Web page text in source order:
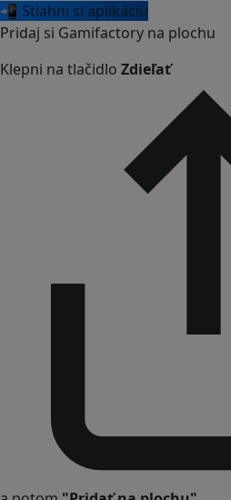
📲 Stiahni si aplikáciu
Pridaj si Gamifactory na plochu
Klepni na tlačidlo Zdieľať